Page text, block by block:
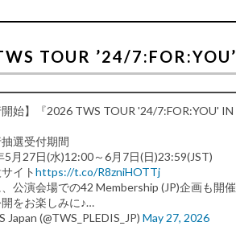
TOUR ’24/
開始】『2026 TWS TOUR '24/7:FOR:YOU'
選受付期間
5月27日(水)12:00～6月7日(日)23:59(JST)
イトhttps://t.co/R8zniHOTTj
公演会場での42 Membership (JP)企画も開催
をお楽しみに♪…
Japan (@TWS_PLEDIS_JP) May 27, 2026